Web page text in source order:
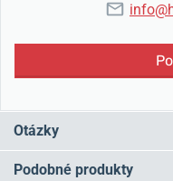
Otázky
Podobné produkty